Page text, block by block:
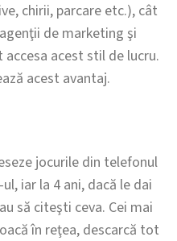
chirii, parcare etc.), cât
de marketing şi
acest stil de lucru.
acest avantaj.
jocurile din telefonul
iar la 4 ani, dacă le dai
să citeşti ceva. Cei mai
în reţea, descarcă tot